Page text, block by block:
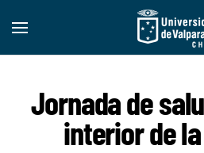
Jornada de
interior de